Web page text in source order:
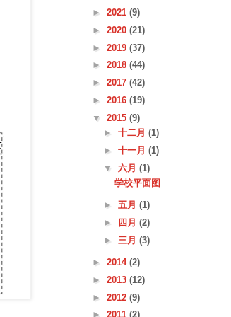
► 2021 (9)
► 2020 (21)
► 2019 (37)
► 2018 (44)
► 2017 (42)
► 2016 (19)
▼ 2015 (9)
► 十二月 (1)
► 十一月 (1)
▼ 六月 (1)
学校平面图
► 五月 (1)
►
四月 (2)
► 三月 (3)
► 2014 (2)
► 2013 (12)
► 2012 (9)
► 2011 (2)